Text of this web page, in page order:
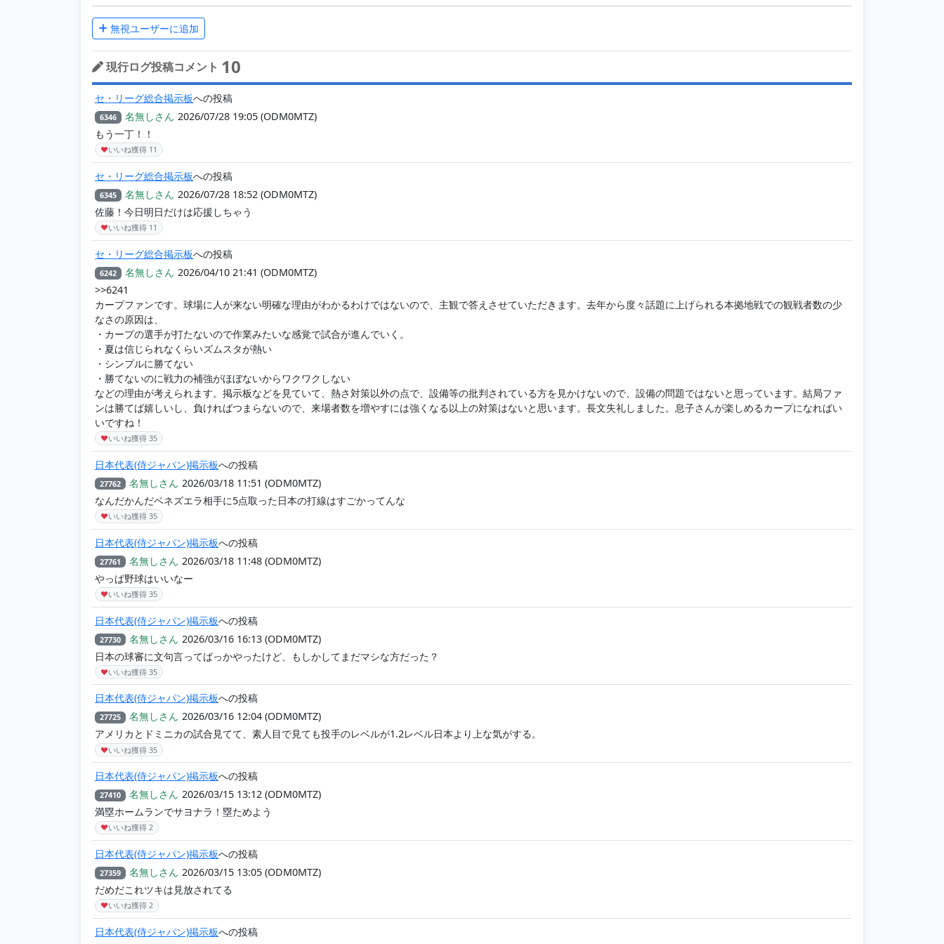
無視ユーザーに追加
現行ログ投稿コメント 10
セ・リーグ総合掲示板への投稿
6346 名無しさん 2026/07/28 19:05 (ODM0MTZ)
もう一丁！！
♥いいね獲得 11
セ・リーグ総合掲示板への投稿
6345 名無しさん 2026/07/28 18:52 (ODM0MTZ)
佐藤！今日明日だけは応援しちゃう
♥いいね獲得 11
セ・リーグ総合掲示板への投稿
6242 名無しさん 2026/04/10 21:41 (ODM0MTZ)
>>6241
カープファンです。球場に人が来ない明確な理由がわかるわけではないので、主観で答えさせていただきます。去年から度々話題に上げられる本拠地戦での観戦者数の少
なさの原因は、
・カープの選手が打たないので作業みたいな感覚で試合が進んでいく。
・夏は信じられなくらいズムスタが熱い
・シンプルに勝てない
・勝てないのに戦力の補強がほぼないからワクワクしない
などの理由が考えられます。掲示板などを見ていて、熱さ対策以外の点で、設備等の批判されている方を見かけないので、設備の問題ではないと思っています。結局ファ
ンは勝てば嬉しいし、負ければつまらないので、来場者数を増やすには強くなる以上の対策はないと思います。長文失礼しました。息子さんが楽しめるカープになればい
いですね！
♥いいね獲得 35
日本代表(侍ジャパン)掲示板への投稿
27762 名無しさん 2026/03/18 11:51 (ODM0MTZ)
なんだかんだベネズエラ相手に5点取った日本の打線はすごかってんな
♥いいね獲得 35
日本代表(侍ジャパン)掲示板への投稿
27761 名無しさん 2026/03/18 11:48 (ODM0MTZ)
やっぱ野球はいいなー
♥いいね獲得 35
日本代表(侍ジャパン)掲示板への投稿
27730 名無しさん 2026/03/16 16:13 (ODM0MTZ)
日本の球審に文句言ってばっかやったけど、もしかしてまだマシな方だった？
♥いいね獲得 35
日本代表(侍ジャパン)掲示板への投稿
27725 名無しさん 2026/03/16 12:04 (ODM0MTZ)
アメリカとドミニカの試合見てて、素人目で見ても投手のレベルが1.2レベル日本より上な気がする。
♥いいね獲得 35
日本代表(侍ジャパン)掲示板への投稿
27410 名無しさん 2026/03/15 13:12 (ODM0MTZ)
満塁ホームランでサヨナラ！塁ためよう
♥いいね獲得2
日本代表(侍ジャパン)掲示板への投稿
27359 名無しさん 2026/03/15 13:05 (ODM0MTZ)
だめだこれツキは見放されてる
♥いいね獲得2
日本代表(侍ジャパン)掲示板への投稿